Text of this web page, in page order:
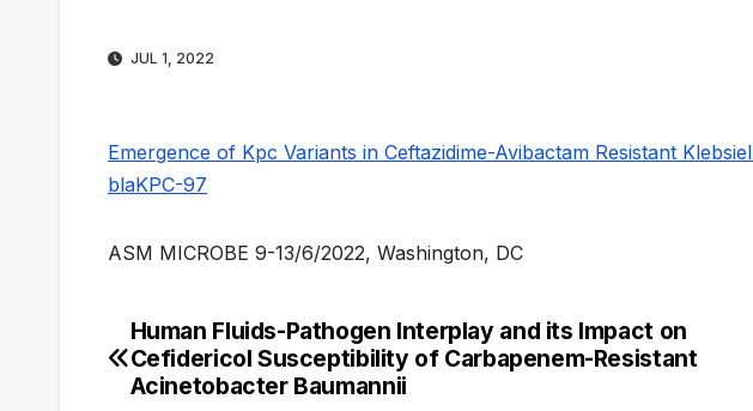
JUL 1, 2022
Emergence of Kpc Variants in Ceftazidime-Avibactam Resistant
blaKPC-97
ASM MICROBE 9-13/6/2022, Washington, DC
Navegación
de
Human Fluids-Pathogen Interplay and its Impact on
Cefidericol Susceptibility of Carbapenem-Resistant
Acinetobacter Baumannii